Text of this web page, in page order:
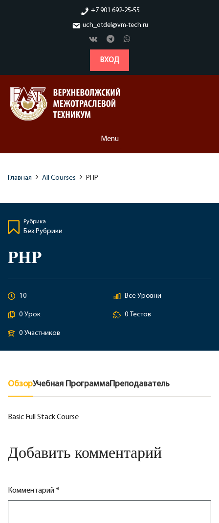
+7 901 692-25-55
uch_otdel@vm-tech.ru
ВХОД
Menu
Главная All Courses PHP
Рубрика
Без Рубрики
PHP
10 Все Уровни
0 Урок 0 Тестов
0 Участников
ОбзорУчебная ПрограммаПреподаватель
Basic Full Stack Course
Добавить комментарий
Комментарий *